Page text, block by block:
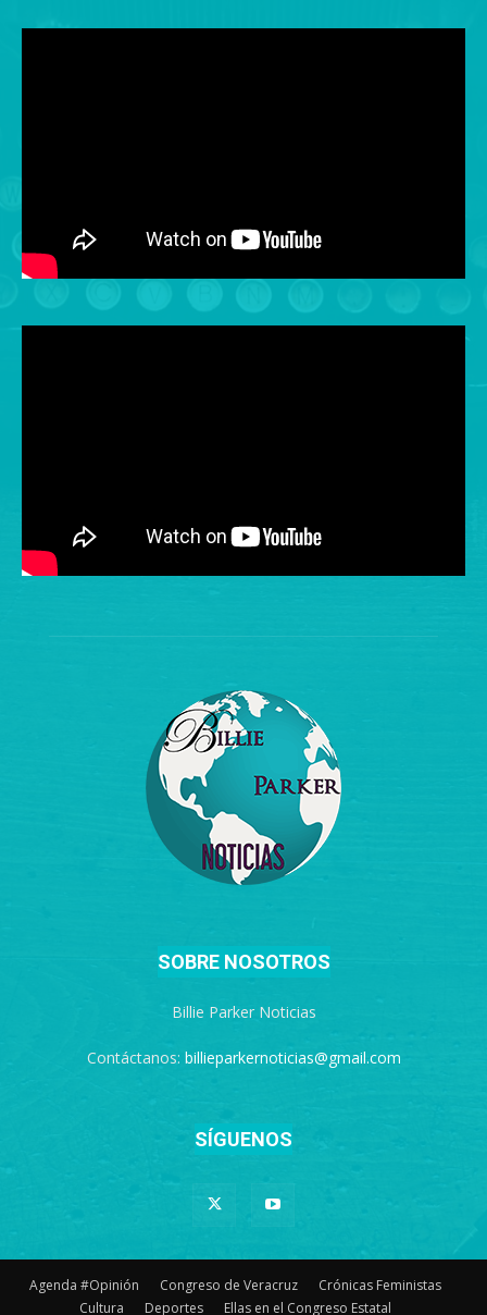
SOBRE NOSOTROS
Billie Parker Noticias
Contáctanos: billieparkernoticias@gmail.com
SÍGUENOS
Agenda #Opinión Congreso de Veracruz
Crónicas Feministas
Cultura
Deportes Ellas en el Congreso Estatal